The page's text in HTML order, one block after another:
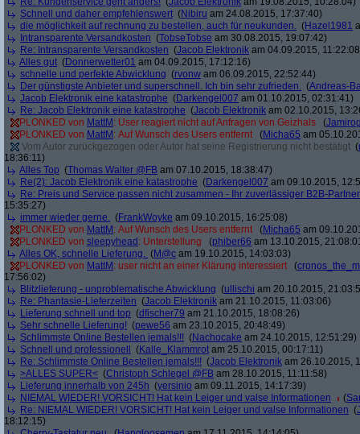
Schnell und daher empfehlenswert (Nibiru am 24.08.2015, 17:37:40)
die möglichkeit auf rechnung zu bestellen, auch für neukunden. (Hazel1981
Intransparente Versandkosten (TobseTobse am 30.08.2015, 19:07:42)
Re: Intransparente Versandkosten (Jacob Elektronik am 04.09.2015,
Alles gut (Donnerwetter01 am 04.09.2015, 17:12:16)
schnelle und perfekte Abwicklung (rvonw am 06.09.2015, 22:52:44)
Der günstigste Anbieter und superschnell. Ich bin sehr zufrieden. (Andreas-
Jacob Elektronik eine katastrophe (Darkengel007 am 01.10.2015, 02:31:41)
Re: Jacob Elektronik eine katastrophe (Jacob Elektronik am 02.10.2015,
PLONKED von MattM : User reagiert nicht auf Anfragen von Geizhals (
PLONKED von MattM : Auf Wunsch des Users entfernt (Micha65 am
Vom Autor zurückgezogen oder Autor hat seine Registrierung nicht bestätigt (
18:36:11)
Alles Top (Thomas Walter @FB am 07.10.2015, 18:38:47)
Re(2): Jacob Elektronik eine katastrophe (Darkengel007 am 09.10.2015,
Re: Preis und Service passen nicht zusammen - Ihr zuverlässiger B2B-Partner
15:35:27)
immer wieder gerne. (FrankWoyke am 09.10.2015, 16:25:08)
PLONKED von MattM : Auf Wunsch des Users entfernt (Micha65 am
PLONKED von sleepyhead : Unterstellung (phiber66 am 13.10.2015,
Alles OK, schnelle Lieferung. (M@c am 19.10.2015, 14:03:03)
PLONKED von MattM : user nicht an einer Klärung interessiert (
17:56:02)
Blitzlieferung - unproblematische Abwicklung (ullischi am 20.10.2015,
Re: Phantasie-Lieferzeiten (Jacob Elektronik am 21.10.2015, 11:03:06)
Lieferung schnell und top (dfischer79 am 21.10.2015, 18:08:26)
Sehr schnelle Lieferung! (pewe56 am 23.10.2015, 20:48:49)
Schlimmste Online Bestellen jemals!!! (Nachocake am 24.10.2015, 12:51:29)
Schnell und professionell
(Kalle_Klammrot am 25.10.2015, 00:17:11)
Re: Schlimmste Online Bestellen jemals!!! (Jacob Elektronik am 26.10.2015,
>ALLES SUPER< (Christoph Schlegel @FB am 28.10.2015, 11:11:58)
Lieferung innerhalb von 245h (yersinio am 09.11.2015, 14:17:39)
NIEMAL WIEDER! VORSICHT! Hat kein Leiger und valse Informationen
(
Re: NIEMAL WIEDER! VORSICHT! Hat kein Leiger und valse Informationen (
18:12:15)